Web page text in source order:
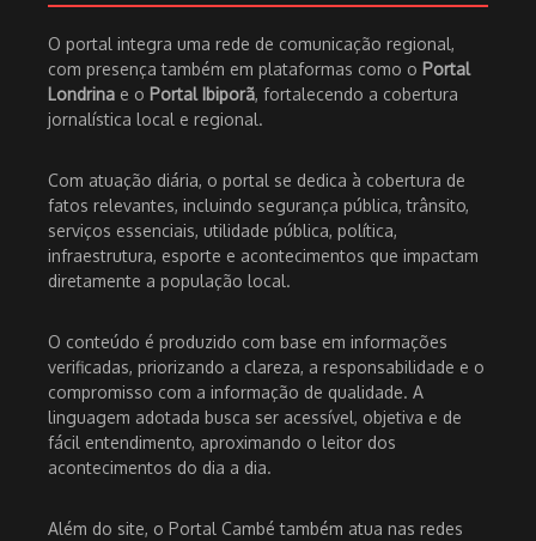
O portal integra uma rede de comunicação regional,
com presença também em plataformas como o Portal
Londrina e o Portal Ibiporã, fortalecendo a cobertura
jornalística local e regional.
Com atuação diária, o portal se dedica à cobertura de
fatos relevantes, incluindo segurança pública, trânsito,
serviços essenciais, utilidade pública, política,
infraestrutura, esporte e acontecimentos que impactam
diretamente a população local.
O conteúdo é produzido com base em informações
verificadas, priorizando a clareza, a responsabilidade e o
compromisso com a informação de qualidade. A
linguagem adotada busca ser acessível, objetiva e de
fácil entendimento, aproximando o leitor dos
acontecimentos do dia a dia.
Além do site, o Portal Cambé também atua nas redes